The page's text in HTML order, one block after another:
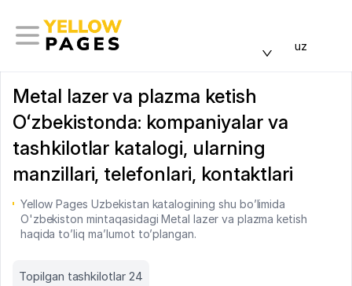
uz
Metal lazer va plazma ketish
Oʻzbekistonda: kompaniyalar va
tashkilotlar katalogi, ularning
manzillari, telefonlari, kontaktlari
Yellow Pages Uzbekistan katalogining shu bo’limida
O'zbekiston mintaqasidagi Metal lazer va plazma ketish
haqida to’liq ma’lumot to’plangan.
Topilgan tashkilotlar 24